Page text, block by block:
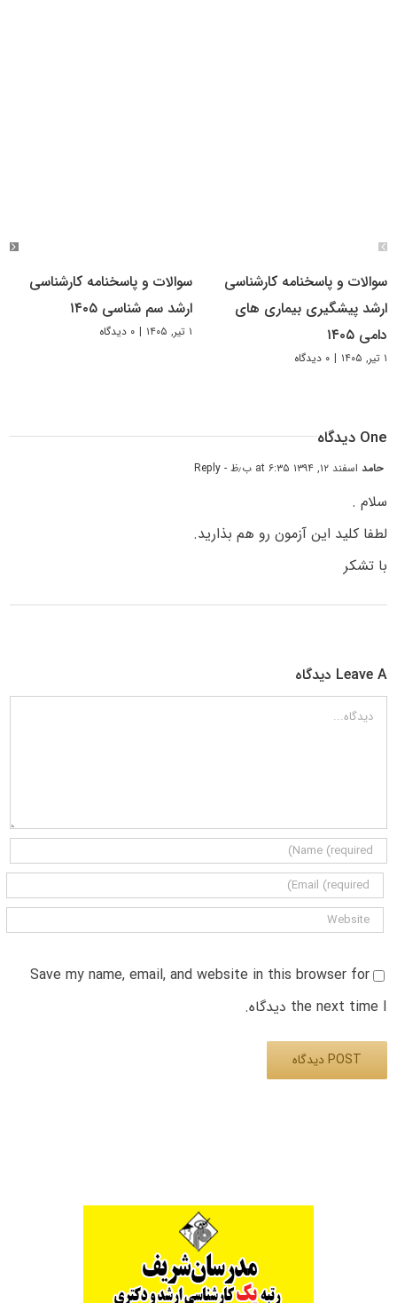
سوالات و پاسخنامه کارشناسی
ارشد پیشگیری بیماری های
دامی ۱۴۰۵
۱ تیر, ۱۴۰۵ | ۰ دیدگاه
سوالات و پاسخنامه کارشناسی
ارشد سم شناسی ۱۴۰۵
۱ تیر, ۱۴۰۵ | ۰ دیدگاه
One دیدگاه
حامداسفند ۱۲, ۱۳۹۴ at ۶:۳۵ ب٫ظ - Reply
سلام .
لطفا کلید این آزمون رو هم بذارید.
با تشکر
Leave A دیدگاه
دیدگاه
Save my name, email, and website in this browser for
the next time I دیدگاه.